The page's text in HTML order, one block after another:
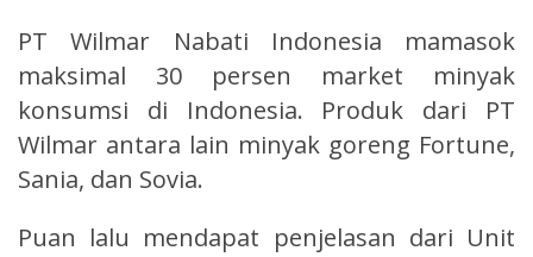
PT Wilmar Nabati Indonesia mamasok
maksimal 30 persen market minyak
konsumsi di Indonesia. Produk dari PT
Wilmar antara lain minyak goreng Fortune,
Sania, dan Sovia.
Puan lalu mendapat penjelasan dari Unit